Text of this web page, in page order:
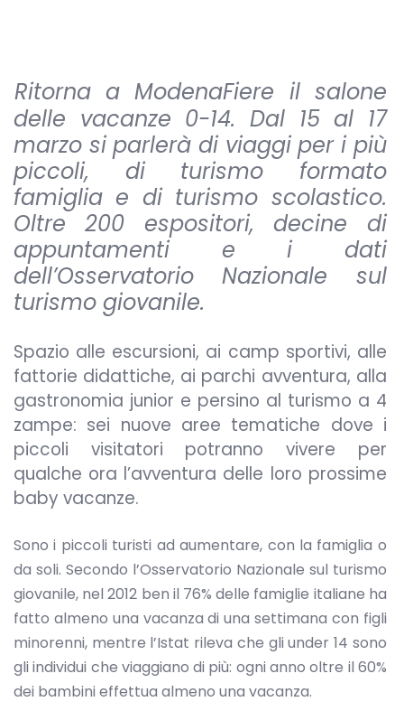
Ritorna a ModenaFiere il salone
delle vacanze 0-14. Dal 15 al 17
marzo si parlerà di viaggi per i più
piccoli, di turismo formato
famiglia e di turismo scolastico.
Oltre 200 espositori, decine di
appuntamenti e i dati
dell’Osservatorio Nazionale sul
turismo giovanile.
Spazio alle escursioni, ai camp sportivi, alle
fattorie didattiche, ai parchi avventura, alla
gastronomia junior e persino al turismo a 4
zampe: sei nuove aree tematiche dove i
piccoli visitatori potranno vivere per
qualche ora l’avventura delle loro prossime
baby vacanze.
Sono i piccoli turisti ad aumentare, con la famiglia o
da soli. Secondo l’Osservatorio Nazionale sul turismo
giovanile, nel 2012 ben il 76% delle famiglie italiane ha
fatto almeno una vacanza di una settimana con figli
minorenni, mentre l’Istat rileva che gli under 14 sono
gli individui che viaggiano di più: ogni anno oltre il 60%
dei bambini effettua almeno una vacanza.